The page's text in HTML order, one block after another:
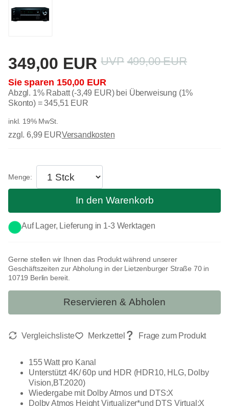
155 Watt pro Kanal
Unterstützt 4K/ 60p und HDR (HDR10, HLG, Dolby
Vision,BT.2020)
Wiedergabe mit Dolby Atmos und DTS:X
Dolby Atmos Height Virtualizer*und DTS Virtual:X
499,00 EUR
150,00 EUR
349,00 EUR
Abzgl. 1% Rabatt (-3,49 EUR) bei Überweisung (1%
Skonto) =345,51 EUR
inkl. 19% MwSt.
zzgl. 6,99 EURVersandkosten
Gerne stellen wir Ihnen das Produkt während unserer
Geschäftszeiten zur Abholung in der Lietzenburger Straße 70 in
10719 Berlin bereit.
Reservieren & Abholen
Auf Lager, Lieferung in 1-3 Werktagen
In den Warenkorb